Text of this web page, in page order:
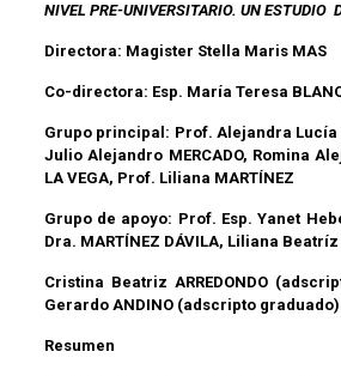
NIVEL PRE-UNIVERSITARIO. UN ESTUDIO
Directora: Magister Stella Maris MAS
Co-directora: Esp. María Teresa
Grupo principal: Prof. Alejandra Lucía
Julio Alejandro MERCADO, Romina
LA VEGA, Prof. Liliana MARTÍNEZ
Grupo de apoyo: Prof. Esp.Yanet
Dra. MARTÍNEZ DÁVILA, Liliana
Cristina Beatriz ARREDONDO
Gerardo ANDINO (adscripto
Resumen